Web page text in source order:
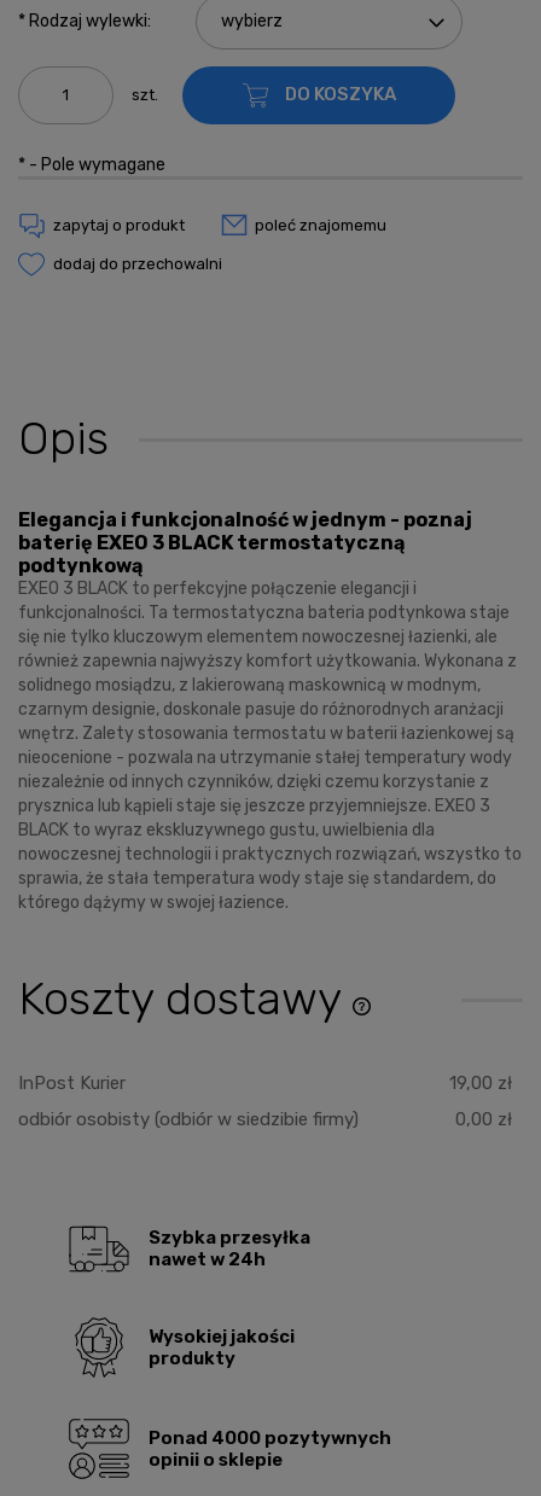
*Rodzaj wylewki:
szt. DO KOSZYKA
* - Pole wymagane
zapytaj o produkt poleć znajomemu
dodaj do przechowalni
Opis
Elegancja i funkcjonalność w jednym - poznaj
baterię EXEO 3 BLACK termostatyczną
podtynkową
EXEO 3 BLACK to perfekcyjne połączenie elegancji i
funkcjonalności. Ta termostatyczna bateria podtynkowa staje
się nie tylko kluczowym elementem nowoczesnej łazienki, ale
również zapewnia najwyższy komfort użytkowania. Wykonana z
solidnego mosiądzu, z lakierowaną maskownicą w modnym,
czarnym designie, doskonale pasuje do różnorodnych aranżacji
wnętrz. Zalety stosowania termostatu w baterii łazienkowej są
nieocenione - pozwala na utrzymanie stałej temperatury wody
niezależnie od innych czynników, dzięki czemu korzystanie z
prysznica lub kąpieli staje się jeszcze przyjemniejsze. EXEO 3
BLACK to wyraz ekskluzywnego gustu, uwielbienia dla
nowoczesnej technologii i praktycznych rozwiązań, wszystko to
sprawia, że stała temperatura wody staje się standardem, do
którego dążymy w swojej łazience.
Koszty dostawy
Cena nie zawiera
płatności
InPost Kurier
19,00 zł
odbiór osobisty (odbiór w siedzibie firmy) 0,00 zł
Szybka przesyłka
nawet w 24h
Wysokiej jakości
produkty
Ponad 4000 pozytywnych
opinii o sklepie